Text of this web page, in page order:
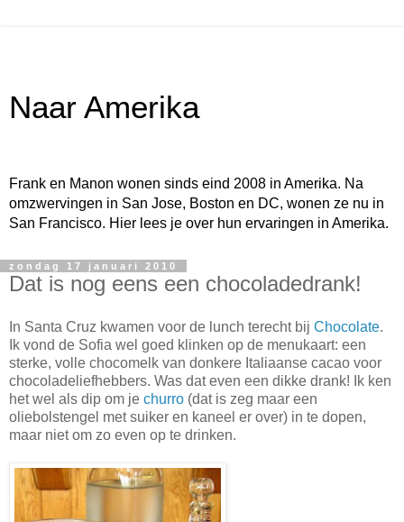
Naar Amerika
Frank en Manon wonen sinds eind 2008 in Amerika. Na
omzwervingen in San Jose, Boston en DC, wonen ze nu in
San Francisco. Hier lees je over hun ervaringen in Amerika.
zondag 17 januari 2010
Dat is nog eens een chocoladedrank!
In Santa Cruz kwamen voor de lunch terecht bij Chocolate.
Ik vond de Sofia wel goed klinken op de menukaart: een
sterke, volle chocomelk van donkere Italiaanse cacao voor
chocoladeliefhebbers. Was dat even een dikke drank! Ik ken
het wel als dip om je churro (dat is zeg maar een
oliebolstengel met suiker en kaneel er over) in te dopen,
maar niet om zo even op te drinken.